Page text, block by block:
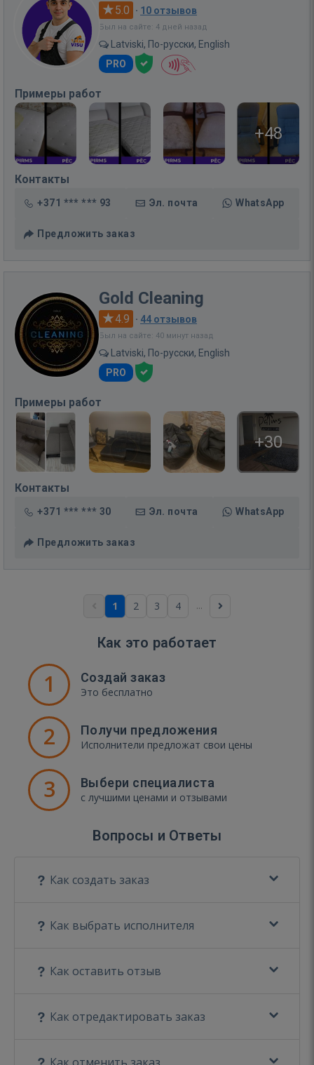
5.0 · 10 отзывов
Был на сайте: 4 дней назад
Latviski, По-русски, English
PRO
Примеры работ
+48
Контакты
+371 *** *** 93 Эл. почта WhatsApp
Предложить заказ
Gold Cleaning
4.9 · 44 отзывов
Был на сайте: 40 минут назад
Latviski, По-русски, English
PRO
Примеры работ
+30
Контакты
+371 *** *** 30 Эл. почта WhatsApp
Предложить заказ
1 2 3 4 ...
Как это работает
1 Создай заказ
Это бесплатно
2 Получи предложения
Исполнители предложат свои цены
3 Выбери специалиста
с лучшими ценами и отзывами
Вопросы и Ответы
Как создать заказ
Как выбрать исполнителя
Как оставить отзыв
Как отредактировать заказ
Как отменить заказ